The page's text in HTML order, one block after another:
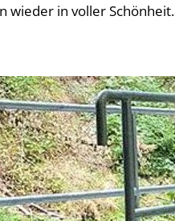
wieder in voller Schönheit.